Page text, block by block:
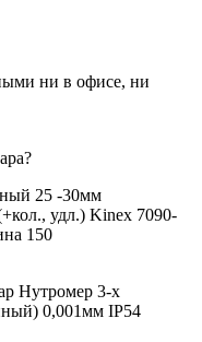
ни в офисе, ни
25 -30мм
удл.) Kinex 7090-
150
Нутромер 3-х
0,001мм IP54